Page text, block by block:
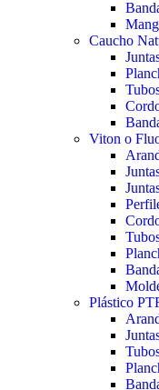
Caucho
Viton o
Plástico